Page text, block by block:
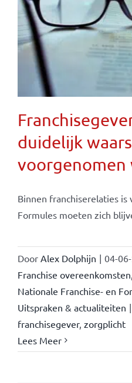
duidelijk
voorgenomen
Binnen franchiserelaties
Formules moeten zich
Door Alex Dolphijn | 04-
Franchise overeenkomsten,
Nationale Franchise- en
Uitspraken & actualiteiten |
franchisegever, zorgplicht
Lees Meer